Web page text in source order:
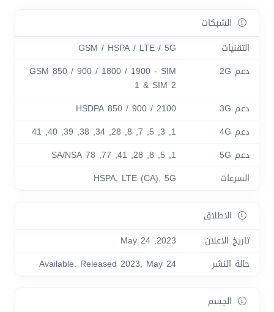
الشبكات
التقنيات
GSM / HSPA / LTE / 5G
دعم 2G
GSM 850 / 900 / 1800 / 1900 - SIM
1 & SIM 2
دعم 3G
HSDPA 850 / 900 / 2100
دعم 4G
1, 3, 5, 7, 8, 28, 34, 38, 39, 40, 41
دعم 5G
1, 5, 8, 28, 41, 77, 78 SA/NSA
السرعات
HSPA, LTE (CA), 5G
الاطلاق
تاريخ الاعلان
2023, May 24
حالة النشر
Available. Released 2023, May 24
الجسم